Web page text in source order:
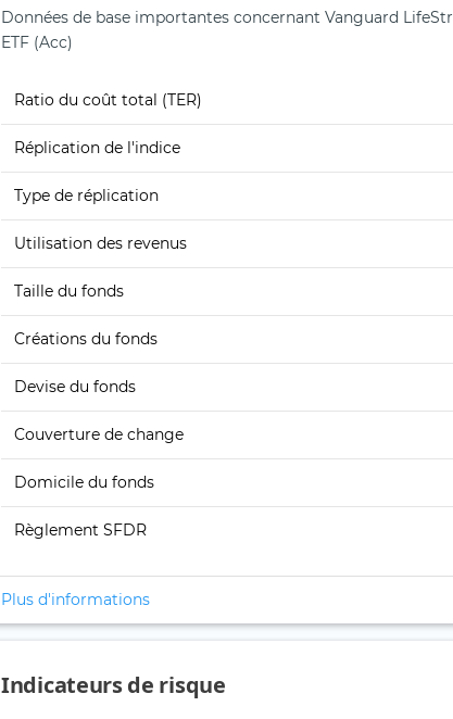
Données de base importantes concernant Vanguard
ETF (Acc)
Ratio du coût total (TER)
Réplication de l'indice
Type de réplication
Utilisation des revenus
Taille du fonds
Créations du fonds
Devise du fonds
Couverture de change
Domicile du fonds
Règlement SFDR
Plus d'informations
Indicateurs de risque